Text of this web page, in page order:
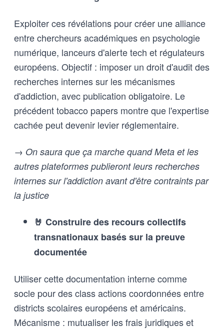
Exploiter ces révélations pour créer une alliance
entre chercheurs académiques en psychologie
numérique, lanceurs d'alerte tech et régulateurs
européens. Objectif : imposer un droit d'audit des
recherches internes sur les mécanismes
d'addiction, avec publication obligatoire. Le
précédent tobacco papers montre que l'expertise
cachée peut devenir levier réglementaire.
→ On saura que ça marche quand Meta et les
autres plateformes publieront leurs recherches
internes sur l'addiction avant d'être contraints par
la justice
🤘 Construire des recours collectifs
transnationaux basés sur la preuve
documentée
Utiliser cette documentation interne comme
socle pour des class actions coordonnées entre
districts scolaires européens et américains.
Mécanisme : mutualiser les frais juridiques et